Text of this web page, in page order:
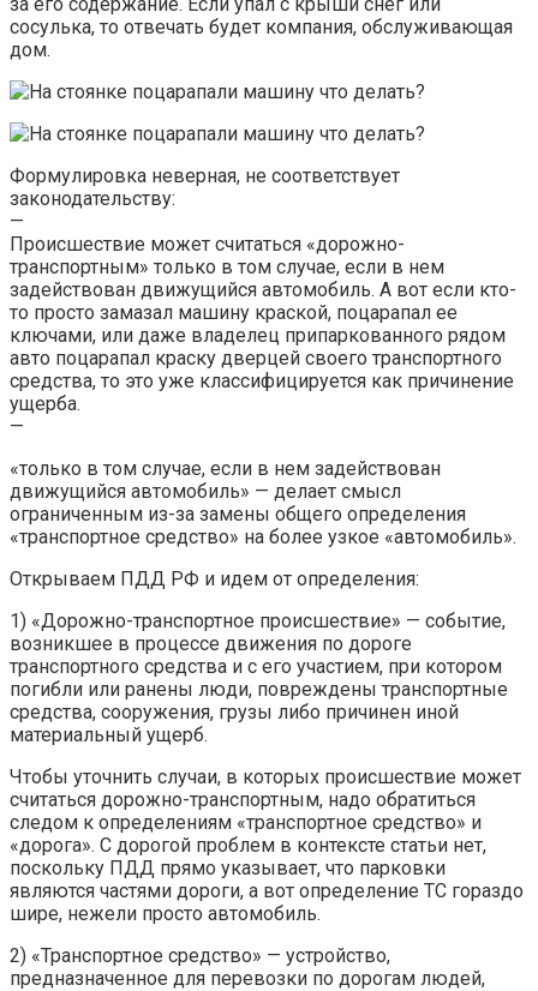
сосулька, то отвечать будет компания, обслуживающая
дом.
Формулировка неверная, не соответствует
законодательству:
—
Происшествие может считаться «дорожно-
транспортным» только в том случае, если в нем
задействован движущийся автомобиль. А вот если кто-
то просто замазал машину краской, поцарапал ее
ключами, или даже владелец припаркованного рядом
авто поцарапал краску дверцей своего транспортного
средства, то это уже классифицируется как причинение
ущерба.
—
«только в том случае, если в нем задействован
движущийся автомобиль» — делает смысл
ограниченным из-за замены общего определения
«транспортное средство» на более узкое «автомобиль».
Открываем ПДД РФ и идем от определения:
1) «Дорожно-транспортное происшествие» — событие,
возникшее в процессе движения по дороге
транспортного средства и с его участием, при котором
погибли или ранены люди, повреждены транспортные
средства, сооружения, грузы либо причинен иной
материальный ущерб.
Чтобы уточнить случаи, в которых происшествие может
считаться дорожно-транспортным, надо обратиться
следом к определениям «транспортное средство» и
«дорога». С дорогой проблем в контексте статьи нет,
поскольку ПДД прямо указывает, что парковки
являются частями дороги, а вот определение ТС гораздо
шире, нежели просто автомобиль.
2) «Транспортное средство» — устройство,
предназначенное для перевозки по дорогам людей,